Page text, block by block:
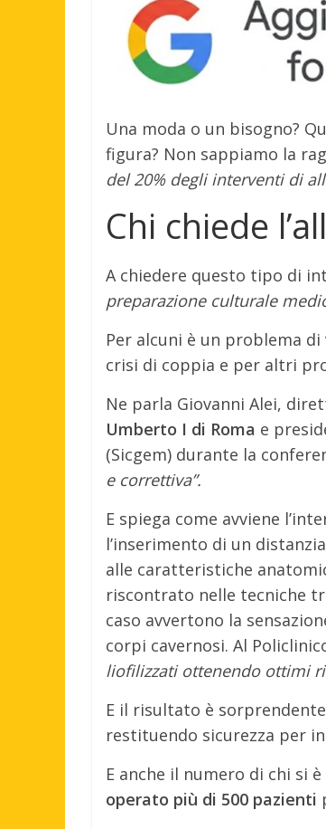
Una moda o un bisogno?
figura? Non sappiamo la
del 20% degli interventi di
Chi chiede
A chiedere questo tipo di
preparazione culturale
Per alcuni è un problema
crisi di coppia e per altri
Ne parla Giovanni Alei,
Umberto I di Roma e
(Sicgem) durante la
e correttiva”.
E spiega come avviene
l’inserimento di un
alle caratteristiche
riscontrato nelle tecniche
caso avvertono la
corpi cavernosi. Al
liofilizzati ottenendo ottimi
E il risultato è
restituendo sicurezza per
E anche il numero di chi si
operato più di 500 pazienti